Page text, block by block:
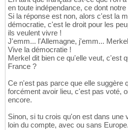
en toute indépendance, ce dont
Si la réponse est non, alors c'est la
démocratie, c'est le droit pour les
ils veulent vivre !
J'emm... l'Allemagne, j'emm...
Vive la démocratie !
Merkel dit bien ce qu'elle veut, c'est
France ?
Ce n'est pas parce que elle suggère
forcément avoir lieu, c'est pas voté,
encore.
Sinon, si tu crois qu'on est dans une
loin du compte, avec ou sans